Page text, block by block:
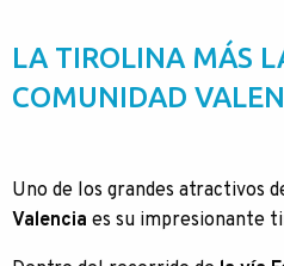
LA TIROLINA MÁS
COMUNIDAD
Uno de los grandes atractivos
Valencia es su impresionante